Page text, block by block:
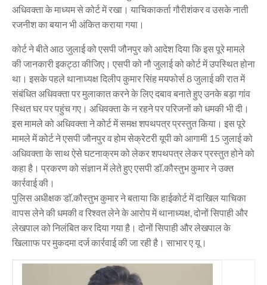
अधिवक्ता के माध्यम से कोर्ट में रखा। याचिकाकर्ता गौरीशंकर व उसके नाती
रजनीश का बयान भी अंकित कराया गया।
कोर्ट ने बीते आठ जुलाई को एसपी जौनपुर को आदेश दिया कि इस पूरे मामले
की जानकारी इकट्ठा कीजिए। एसपी को नौ जुलाई को कोर्ट में उपस्थित होना
था। इसके पहले थानाध्यक्ष दिलीप कुमार सिंह मयफोर्स 8 जुलाई की रात में
संबंधित अधिवक्ता पर मुलाकात करने के लिए दबाव बनाते हुए उनके बड़ा गांव
स्थित घर पर पहुंच गए। अधिवक्ता के न रहने पर परिजनों को धमकी भी दी।
इस मामले को अधिवक्ता ने कोर्ट में समक्ष शपथपत्र प्रस्तुत किया। इस पूरे
मामले में कोर्ट ने एसपी जौनपुर व होम सेक्रेटरी यूपी को आगामी 15 जुलाई को
अधिवक्ता के साथ ऐसे घटनाक्रम को लेकर शपथपत्र लेकर प्रस्तुत होने को
कहा है। प्रकरण को संज्ञान में लेते हुए एसपी डाॅ.कौस्तुभ कुमार ने उक्त
कार्रवाई की।
पुलिस अधीक्षक डाॅ.कौस्तुभ कुमार ने बताया कि हाईकोर्ट में दाखिल याचिका
वापस लेने की धमकी व रिश्वत लेने के आरोप में थानाध्यक्ष, दोनों सिपाही और
लेखपाल को निलंबित कर दिया गया है। दोनों सिपाही और लेखपाल के
खिलााफ पर मुकदमा दर्ज कार्रवाई की जा रही है। साभार ए यू।